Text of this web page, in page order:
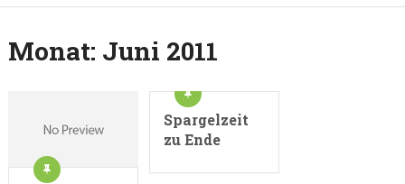
Monat: Juni 2011
Spargelzeit
zu Ende